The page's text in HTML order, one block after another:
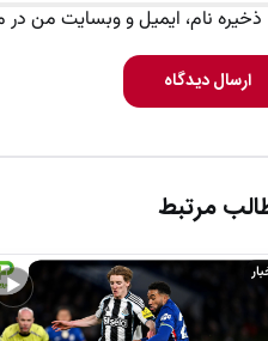
ذخیره نام، ایمیل و وبسایت من در
ارسال دیدگاه
مرتبط
▶